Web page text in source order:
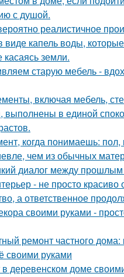
с душой.
реалистичное
виде капель воды,
касаясь земли.
старую мебель -
включая мебель,
выполнены в единой
когда понимаешь:
чем из обычных
диалог между
- не просто
а ответственное
своими руками -
ремонт частного дома:
своими руками
деревенском доме